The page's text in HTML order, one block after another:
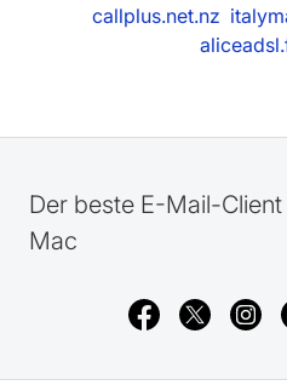
callplus.net.nz
Der beste E-Mail-
Mac